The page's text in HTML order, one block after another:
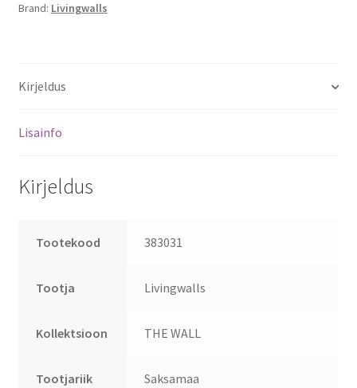
Brand: Livingwalls
Kirjeldus
Lisainfo
Kirjeldus
Tootekood 383031
Tootja Livingwalls
Kollektsioon THE WALL
Tootjariik Saksamaa